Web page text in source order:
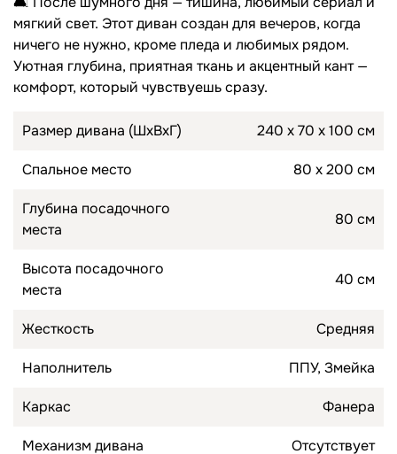
мягкий свет. Этот диван создан для вечеров, когда
ничего не нужно, кроме пледа и любимых рядом.
Уютная глубина, приятная ткань и акцентный кант —
комфорт, который чувствуешь сразу.
Размер дивана (ШхВхГ) 240 х 70 х 100 см
Спальное место 80 х 200 см
Глубина посадочного
места
80 см
Высота посадочного
места
40 см
Жесткость Средняя
Наполнитель ППУ, Змейка
Каркас Фанера
Механизм дивана Отсутствует
Топперы для диванов
Спальные гарнитуры
Комоды
Туалетные столики
Пуфы
Товары для сна
Подушки
Топперы